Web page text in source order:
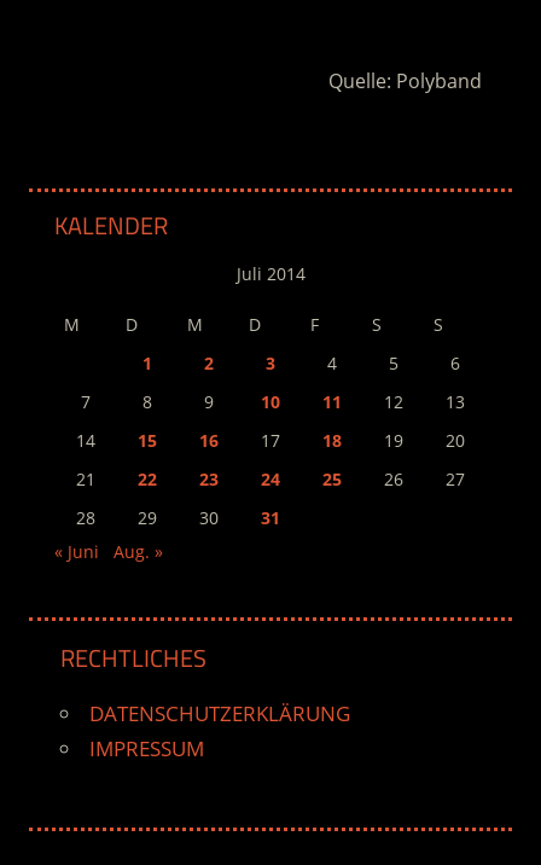
Quelle: Polyband
KALENDER
Juli 2014
M D M D F S
S
1
2 3 4 5
6
7
8 9 10 11 12
13
14
15 16 17 18 19
20
21
22 23 24 25 26
27
28
29 30
31
« Juni
Aug. »
RECHTLICHES
DATENSCHUTZERKLÄRUNG
IMPRESSUM